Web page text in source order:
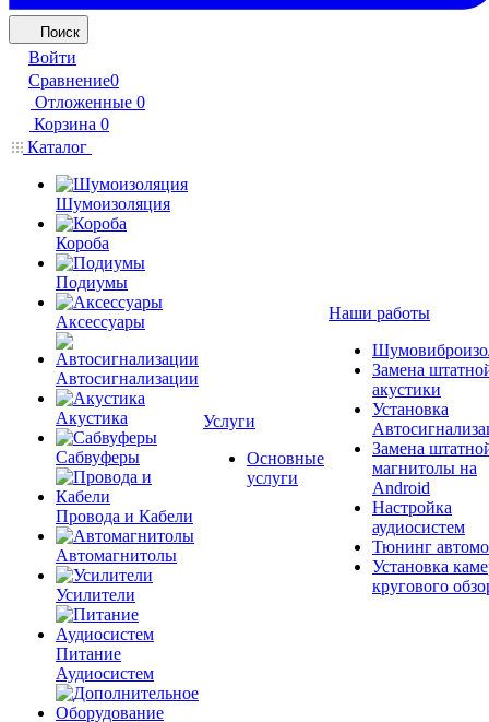
Поиск
Войти
Сравнение0
Отложенные 0
Корзина 0
Каталог
Шумоизоляция
Короба
Подиумы
Аксессуары
Автосигнализации
Акустика
Сабвуферы
Провода и Кабели
Автомагнитолы
Усилители
Питание
Аудиосистем
Услуги
Основные
услуги
Наши работы
Замена
акустики
Установка
Замена
магнитолы на
Android
Настройка
аудиосистем
Тюнинг
Установка
кругового